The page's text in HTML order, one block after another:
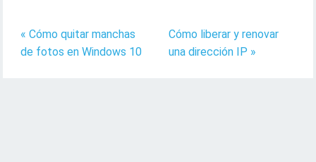
« Cómo quitar manchas
de fotos en Windows 10
Cómo liberar y renovar
una dirección IP »